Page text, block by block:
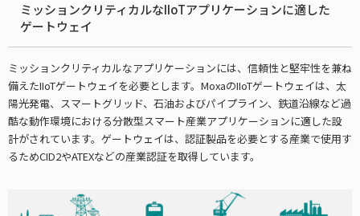
ミッションクリティカルなIIoTアプリケーションに適した
ゲートウェイ
ミッションクリティカルなアプリケーションには、信頼性と堅牢性を兼ね
備えたIIoTゲートウェイを必要とします。MoxaのIIoTゲートウェイは、太
陽光発電、スマートグリッド、石油およびパイプライン、鉄道沿線など過
酷な動作環境における分散型スマート産業アプリケーションに適した設
計がされています。ゲートウェイは、認証製品を必要とする産業で使用す
るためCID2やATEXなどの産業認証を取得しています。